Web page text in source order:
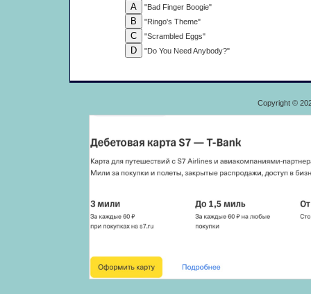
"Bad Finger Boogie"
"Ringo's Theme"
"Scrambled Eggs"
"Do You Need Anybody?"
Copyright ©